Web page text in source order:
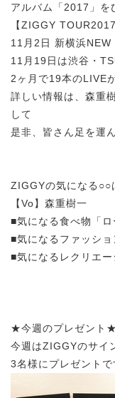
アルバム「2017」を
【ZIGGY
11月2日 新横浜NEW
11月19日は渋谷・
2ヶ月で19本のLIVE
詳しい情報は、森重
して
是非、皆さん足を運
ZIGGYの気になる○○
【Vo】森重樹一
■気になる食べ物「ロ
■気になるファッショ
■気になるレクリエー
★今週のプレゼント★
今週はZIGGYのサイ
3名様にプレゼントで